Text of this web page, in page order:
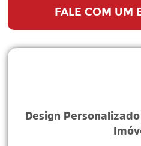
FALE COM UM
Design